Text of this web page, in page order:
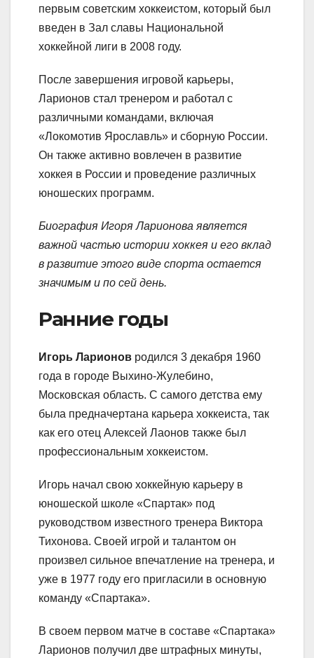
первым советским хоккеистом, который был
введен в Зал славы Национальной
хоккейной лиги в 2008 году.
После завершения игровой карьеры,
Ларионов стал тренером и работал с
различными командами, включая
«Локомотив Ярославль» и сборную России.
Он также активно вовлечен в развитие
хоккея в России и проведение различных
юношеских программ.
Биография Игоря Ларионова является
важной частью истории хоккея и его вклад
в развитие этого виде спорта остается
значимым и по сей день.
Ранние годы
Игорь Ларионов родился 3 декабря 1960
года в городе Выхино-Жулебино,
Московская область. С самого детства ему
была предначертана карьера хоккеиста, так
как его отец Алексей Лаонов также был
профессиональным хоккеистом.
Игорь начал свою хоккейную карьеру в
юношеской школе «Спартак» под
руководством известного тренера Виктора
Тихонова. Своей игрой и талантом он
произвел сильное впечатление на тренера, и
уже в 1977 году его пригласили в основную
команду «Спартака».
В своем первом матче в составе «Спартака»
Ларионов получил две штрафных минуты,